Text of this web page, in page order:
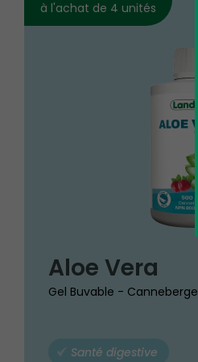
à l'achat de 4 unités
Aloe Vera
Gel Buvable - Canneberge
Santé digestive